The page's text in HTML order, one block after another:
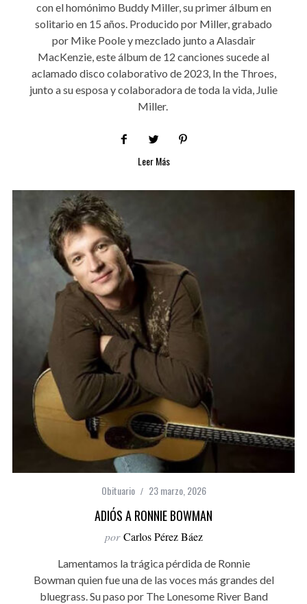
con el homónimo Buddy Miller, su primer álbum en
solitario en 15 años. Producido por Miller, grabado
por Mike Poole y mezclado junto a Alasdair
MacKenzie, este álbum de 12 canciones sucede al
aclamado disco colaborativo de 2023, In the Throes,
junto a su esposa y colaboradora de toda la vida, Julie
Miller.
Leer Más
Obituario 23 marzo, 2026
ADIÓS A RONNIE BOWMAN
por Carlos Pérez Báez
Lamentamos la trágica pérdida de Ronnie
Bowman quien fue una de las voces más grandes del
bluegrass. Su paso por The Lonesome River Band